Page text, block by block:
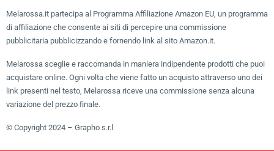
Melarossa.it partecipa al Programma Affiliazione Amazon EU, un programma
di affiliazione che consente ai siti di percepire una commissione
pubblicitaria pubblicizzando e fornendo link al sito Amazon.it.
Melarossa sceglie e raccomanda in maniera indipendente prodotti che puoi
acquistare online. Ogni volta che viene fatto un acquisto attraverso uno dei
link presenti nel testo, Melarossa riceve una commissione senza alcuna
variazione del prezzo finale.
© Copyright 2024 – Grapho s.r.l